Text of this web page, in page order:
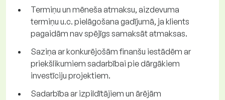
Termiņu un mēneša atmaksu, aizdevuma
termiņu u.c. pielāgošana gadījumā, ja klients
pagaidām nav spējīgs samaksāt atmaksas.
Saziņa ar konkurējošām finanšu iestādēm ar
priekšlikumiem sadarbībai pie dārgākiem
investīciju projektiem.
Sadarbība ar izpildītājiem un ārējām